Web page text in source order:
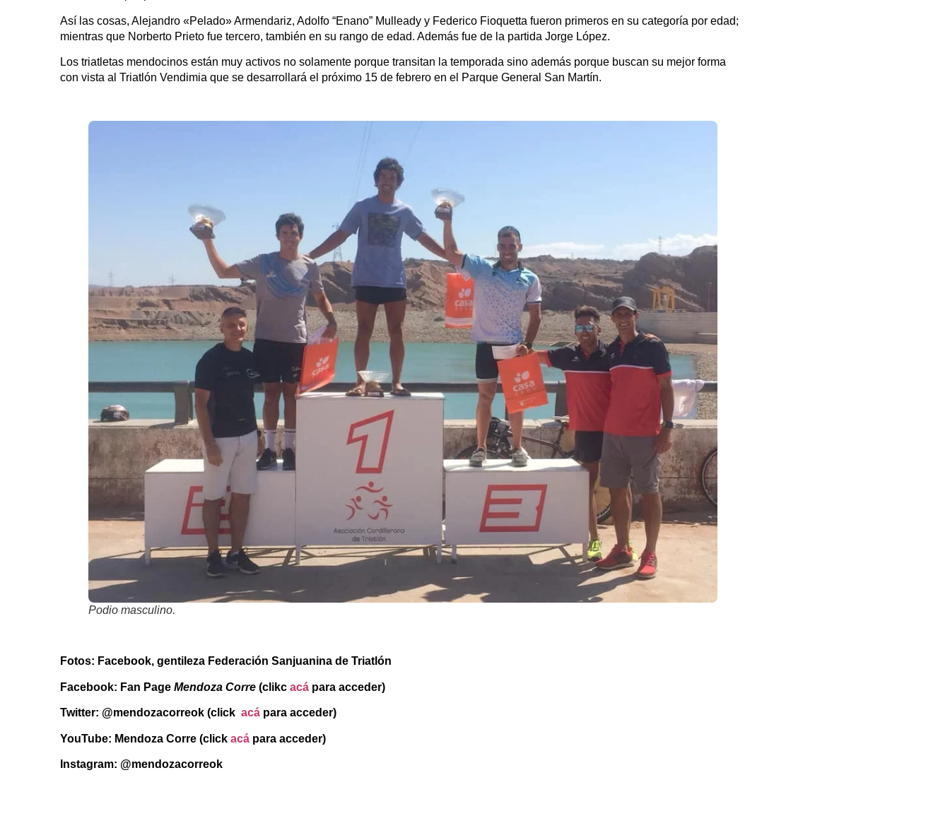
Así las cosas, Alejandro «Pelado» Armendariz, Adolfo “Enano” Mulleady y Federico Fioquetta fueron primeros en su categoría por edad;
mientras que Norberto Prieto fue tercero, también en su rango de edad. Además fue de la partida Jorge López.
Los triatletas mendocinos están muy activos no solamente porque transitan la temporada sino además porque buscan su mejor forma
con vista al Triatlón Vendimia que se desarrollará el próximo 15 de febrero en el Parque General San Martín.
Podio masculino.
Fotos: Facebook, gentileza Federación Sanjuanina de Triatlón
Facebook: Fan Page Mendoza Corre (clikc acá para acceder)
Twitter: @mendozacorreok (click acá para acceder)
YouTube: Mendoza Corre (click acá para acceder)
Instagram: @mendozacorreok